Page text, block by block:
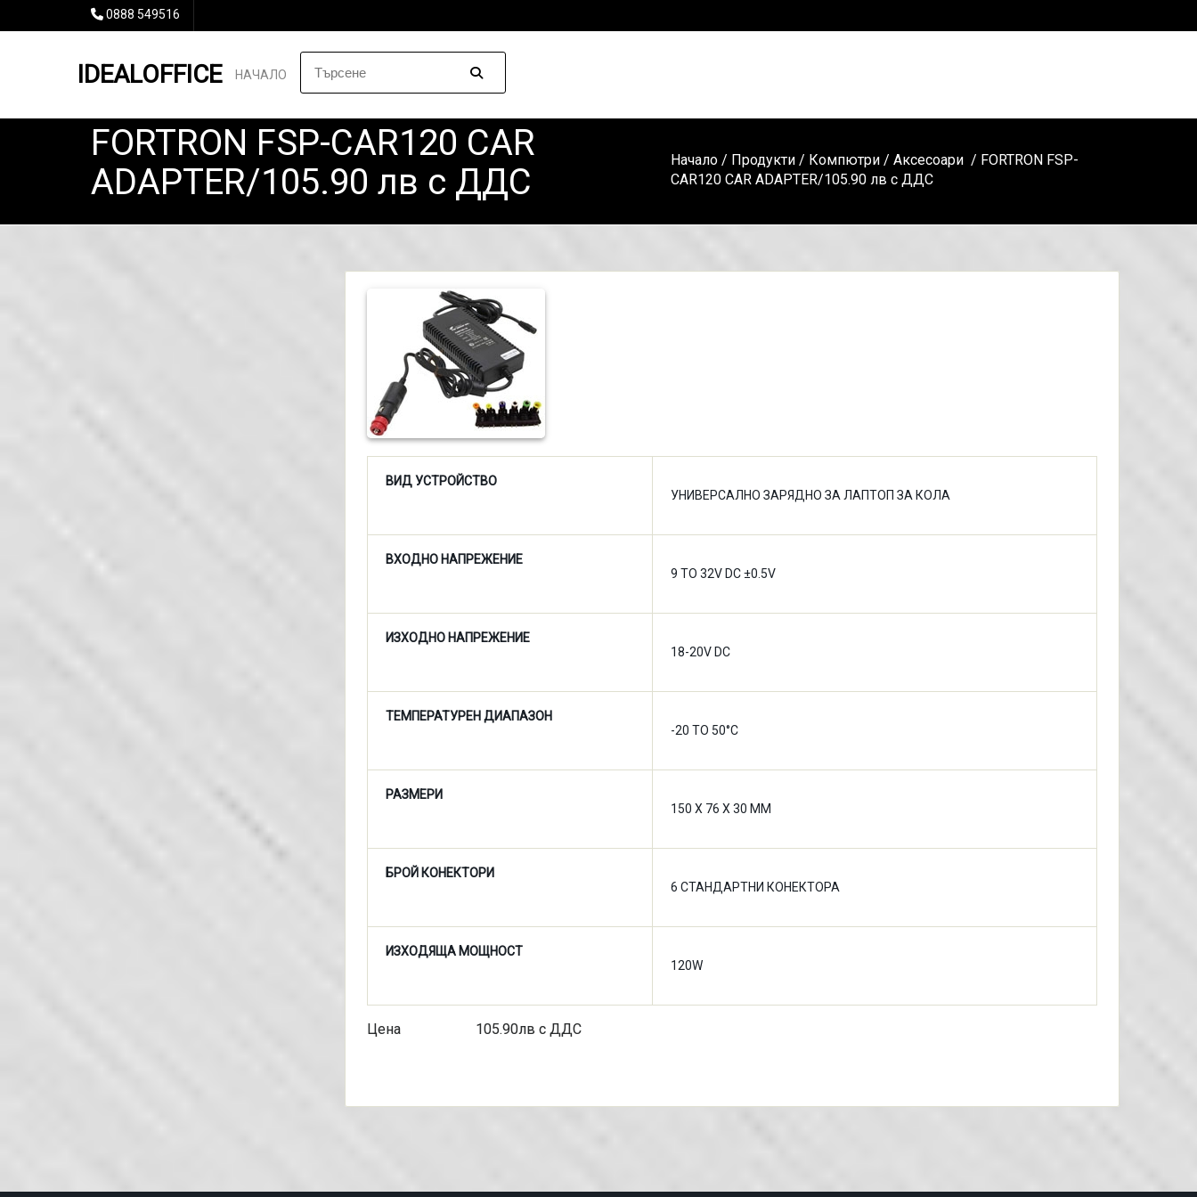
0888 549516
IDEALOFFICE НАЧАЛО
FORTRON FSP-CAR120 CAR
ADAPTER/105.90 лв с ДДС
Начало / Продукти / Компютри / Аксесоари / FORTRON FSP-
CAR120 CAR ADAPTER/105.90 лв с ДДС
ВИД УСТРОЙСТВО
УНИВЕРСАЛНО ЗАРЯДНО ЗА ЛАПТОП ЗА КОЛА
ВХОДНО НАПРЕЖЕНИЕ
9 TO 32V DC ±0.5V
ИЗХОДНО НАПРЕЖЕНИЕ
18-20V DC
ТЕМПЕРАТУРЕН ДИАПАЗОН
-20 TO 50°C
РАЗМЕРИ
150 X 76 X 30 MM
БРОЙ КОНЕКТОРИ
6 СТАНДАРТНИ КОНЕКТОРА
ИЗХОДЯЩА МОЩНОСТ
120W
Цена 105.90лв с ДДС